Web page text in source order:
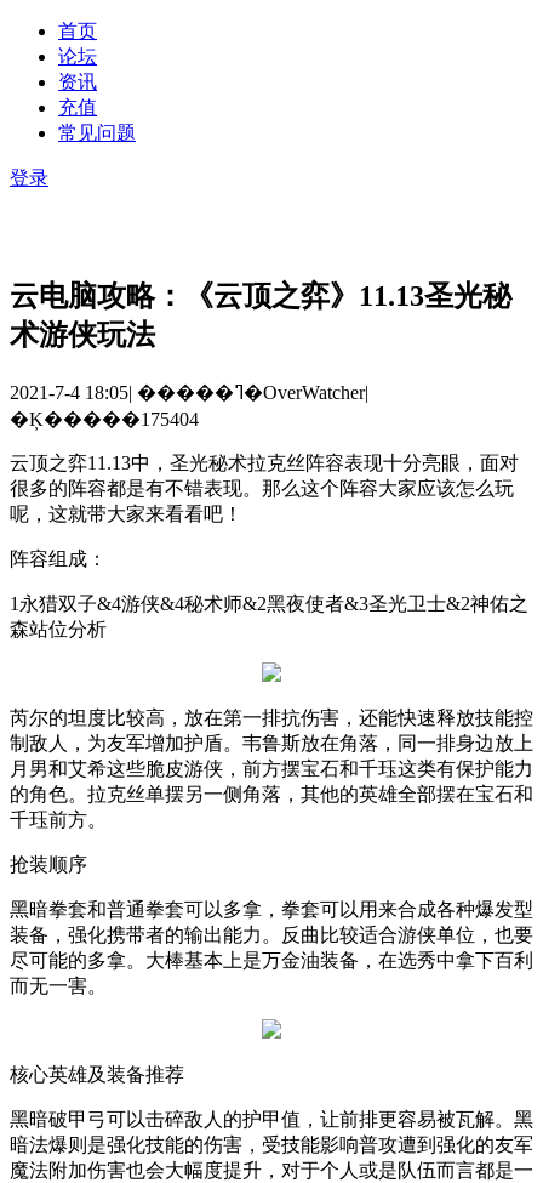
首页
论坛
资讯
充值
常见问题
登录
云电脑攻略：《云顶之弈》11.13圣光秘
术游侠玩法
2021-7-4 18:05| �����ߣ�OverWatcher|
�Ķ�����175404
云顶之弈11.13中，圣光秘术拉克丝阵容表现十分亮眼，面对
很多的阵容都是有不错表现。那么这个阵容大家应该怎么玩
呢，这就带大家来看看吧！
阵容组成：
1 永猎双子&4游侠&4秘术师&2黑夜使者&3圣光卫士&2神佑之
森站位分析
芮尔的坦度比较高，放在第一排抗伤害，还能快速释放技能控
制敌人，为友军增加护盾。韦鲁斯放在角落，同一排身边放上
月男和艾希这些脆皮游侠，前方摆宝石和千珏这类有保护能力
的角色。拉克丝单摆另一侧角落，其他的英雄全部摆在宝石和
千珏前方。
抢装顺序
黑暗拳套和普通拳套可以多拿，拳套可以用来合成各种爆发型
装备，强化携带者的输出能力。反曲比较适合游侠单位，也要
尽可能的多拿。大棒基本上是万金油装备，在选秀中拿下百利
而无一害。
核心英雄及装备推荐
黑暗破甲弓可以击碎敌人的护甲值，让前排更容易被瓦解。黑
暗法爆则是强化技能的伤害，受技能影响普攻遭到强化的友军
魔法附加伤害也会大幅度提升，对于个人或是队伍而言都是一